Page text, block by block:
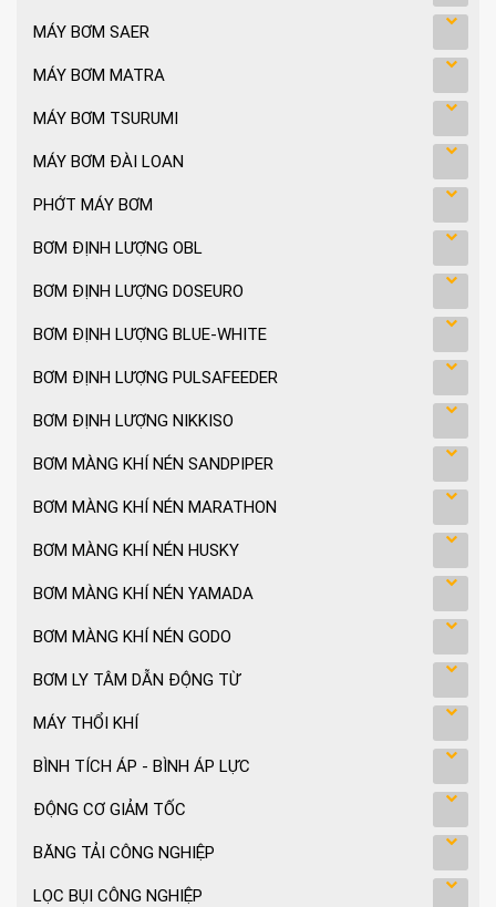
MÁY BƠM SAER
MÁY BƠM MATRA
MÁY BƠM TSURUMI
MÁY BƠM ĐÀI LOAN
PHỚT MÁY BƠM
BƠM ĐỊNH LƯỢNG OBL
BƠM ĐỊNH LƯỢNG DOSEURO
BƠM ĐỊNH LƯỢNG BLUE-WHITE
BƠM ĐỊNH LƯỢNG PULSAFEEDER
BƠM ĐỊNH LƯỢNG NIKKISO
BƠM MÀNG KHÍ NÉN SANDPIPER
BƠM MÀNG KHÍ NÉN MARATHON
BƠM MÀNG KHÍ NÉN HUSKY
BƠM MÀNG KHÍ NÉN YAMADA
BƠM MÀNG KHÍ NÉN GODO
BƠM LY TÂM DẪN ĐỘNG TỪ
MÁY THỔI KHÍ
BÌNH TÍCH ÁP - BÌNH ÁP LỰC
ĐỘNG CƠ GIẢM TỐC
BĂNG TẢI CÔNG NGHIỆP
LỌC BỤI CÔNG NGHIỆP